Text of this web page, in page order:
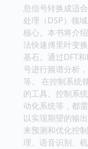
息信号转换成适
处理（DSP）领
核心。本书将介
法快速傅里叶变
基石。通过DFT
号进行频谱分析
等。 在控制系统
的工具。控制系
动化系统等，都
以实现期望的输
来预测和优化控
理、语音识别、